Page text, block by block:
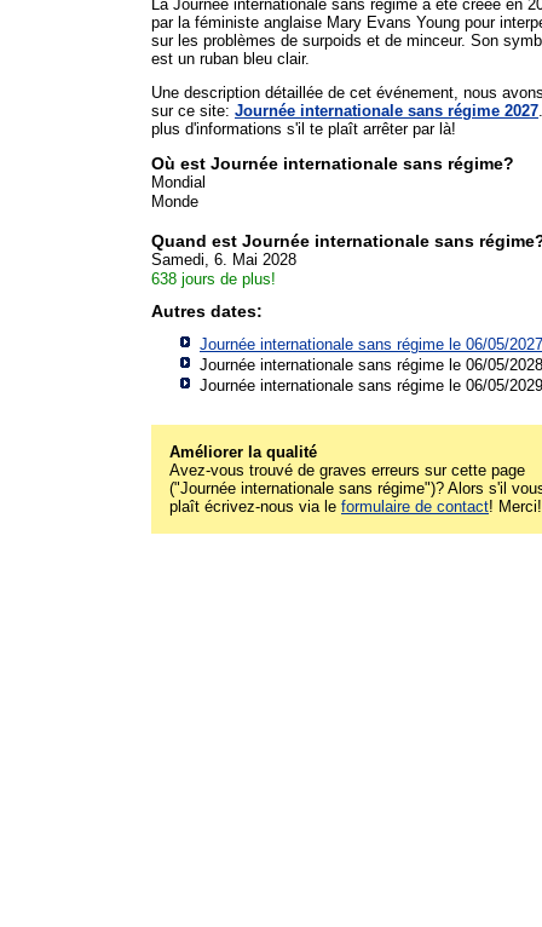
La Journée internationale sans régime a été créée en
par la féministe anglaise Mary Evans Young pour
sur les problèmes de surpoids et de minceur. Son
est un ruban bleu clair.
Une description détaillée de cet événement, nous
sur ce site: Journée internationale sans régime 2027
plus d'informations s'il te plaît arrêter par là!
Où est Journée internationale sans régime?
Mondial
Monde
Quand est Journée internationale sans
Samedi, 6. Mai 2028
638 jours de plus!
Autres dates:
Journée internationale sans régime le 06/05/2027
Journée internationale sans régime le 06/05/2028
Journée internationale sans régime le 06/05/2029
Améliorer la qualité
Avez-vous trouvé de graves erreurs sur cette page
("Journée internationale sans régime")? Alors s'il
plaît écrivez-nous via le formulaire de contact! Merci!